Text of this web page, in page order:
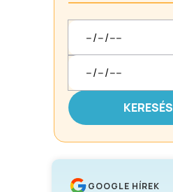
KERESÉS
GOOGLE HÍREK